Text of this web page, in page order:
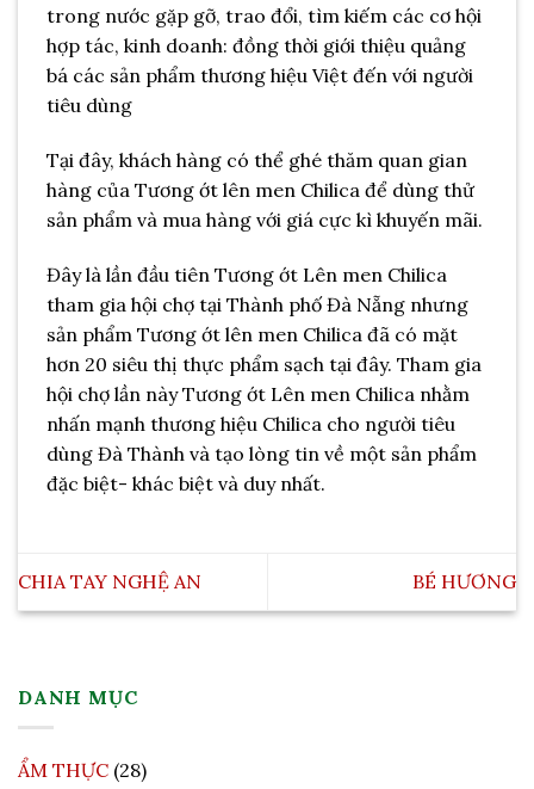
trong nước gặp gỡ, trao đổi, tìm kiếm các cơ hội
hợp tác, kinh doanh: đồng thời giới thiệu quảng
bá các sản phẩm thương hiệu Việt đến với người
tiêu dùng
Tại đây, khách hàng có thể ghé thăm quan gian
hàng của Tương ớt lên men Chilica để dùng thử
sản phẩm và mua hàng với giá cực kì khuyến mãi.
Đây là lần đầu tiên Tương ớt Lên men Chilica
tham gia hội chợ tại Thành phố Đà Nẵng nhưng
sản phẩm Tương ớt lên men Chilica đã có mặt
hơn 20 siêu thị thực phẩm sạch tại đây. Tham gia
hội chợ lần này Tương ớt Lên men Chilica nhằm
nhấn mạnh thương hiệu Chilica cho người tiêu
dùng Đà Thành và tạo lòng tin về một sản phẩm
đặc biệt- khác biệt và duy nhất.
CHIA TAY NGHỆ AN BÉ HƯƠNG
DANH MỤC
ẨM THỰC (28)